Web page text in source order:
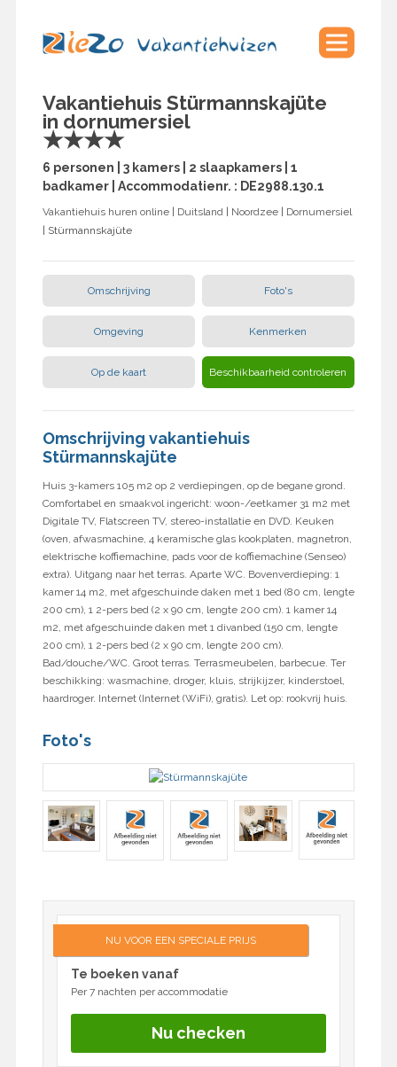
Vakantiehuis Stürmannskajüte
in dornumersiel
★★★★
6 personen | 3 kamers | 2 slaapkamers | 1
badkamer | Accommodatienr. : DE2988.130.1
Vakantiehuis huren online| Duitsland| Noordzee| Dornumersiel
| Stürmannskajüte
Omschrijving Foto's
Omgeving Kenmerken
Op de kaart Beschikbaarheid controleren
Omschrijving vakantiehuis
Stürmannskajüte
Huis 3-kamers 105 m2 op 2 verdiepingen, op de begane grond.
Comfortabel en smaakvol ingericht: woon-/eetkamer 31 m2 met
Digitale TV, Flatscreen TV, stereo-installatie en DVD. Keuken
(oven, afwasmachine, 4 keramische glas kookplaten, magnetron,
elektrische koffiemachine, pads voor de koffiemachine (Senseo)
extra). Uitgang naar het terras. Aparte WC. Bovenverdieping: 1
kamer 14 m2, met afgeschuinde daken met 1 bed (80 cm, lengte
200 cm), 1 2-pers bed (2 x 90 cm, lengte 200 cm). 1 kamer 14
m2, met afgeschuinde daken met 1 divanbed (150 cm, lengte
200 cm), 1 2-pers bed (2 x 90 cm, lengte 200 cm).
Bad/douche/WC. Groot terras. Terrasmeubelen, barbecue. Ter
beschikking: wasmachine, droger, kluis, strijkijzer, kinderstoel,
haardroger. Internet (Internet (WiFi), gratis). Let op: rookvrij huis.
Foto's
NU VOOR EEN SPECIALE PRIJS
Te boeken vanaf
Per 7 nachten per accommodatie
Nu checken